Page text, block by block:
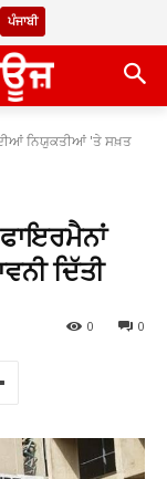
ਪੰਜਾਬੀ
ਨਿਯੁਕਤੀਆਂ 'ਤੇ ਸਖ਼ਤ
ਦਿੱਤੀ
0
0